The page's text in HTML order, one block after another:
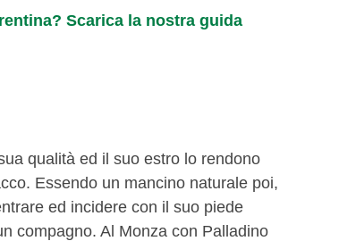
Scarica la nostra guida
qualità ed il suo estro lo rendono
Essendo un mancino naturale poi,
ed incidere con il suo piede
compagno. Al Monza con Palladino